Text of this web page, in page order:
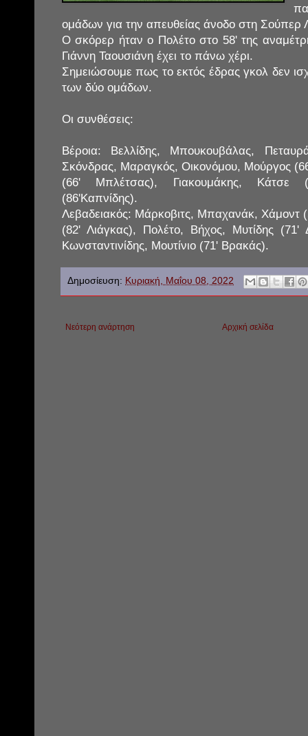
ομάδων για την απευθείας άνοδο στη Σούπερ
Ο σκόρερ ήταν ο Πολέτο στο 58' της
Γιάννη Ταουσιάνη έχει το πάνω χέρι.
Σημειώσουμε πως το εκτός έδρας γκολ δεν
των δύο ομάδων.
Οι συνθέσεις:
Βέροια: Βελλίδης, Μπουκουβάλας,
Σκόνδρας, Μαραγκός, Οικονόμου, Μούργος
(66' Μπλέτσας), Γιακουμάκης, Κάτσε
(86'Καπνίδης).
Λεβαδειακός: Μάρκοβιτς, Μπαχανάκ, Χάμοντ
(82' Λιάγκας), Πολέτο, Βήχος, Μυτίδης (71'
Κωνσταντινίδης, Μουτίνιο (71' Βρακάς).
Δημοσίευση: Κυριακή, Μαΐου 08, 2022
Νεότερη ανάρτηση Αρχική σελίδα